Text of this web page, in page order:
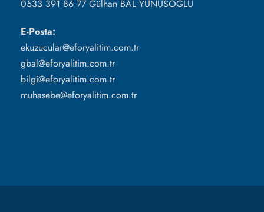
0533 391 86 77 Gülhan BAL YUNUSOĞLU
E-Posta:
ekuzucular@eforyalitim.com.tr
gbal@eforyalitim.com.tr
bilgi@eforyalitim.com.tr
muhasebe@eforyalitim.com.tr